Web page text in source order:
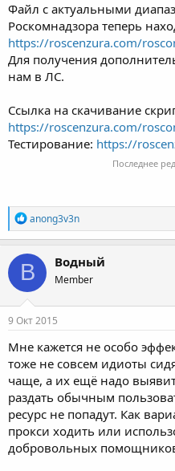
Файл с актуальными
Роскомнадзора теперь
https://roscenzura.com/
Для получения
нам в ЛС.
Ссылка на скачивание
https://roscenzura.com/
Тестирование: https://
Последнее
Р
е
а
к
ц
и
и
:
anong3v3n
В Водный
Member
9 Окт 2015
Мне кажется не особо
тоже не совсем идиоты
чаще, а их ещё надо
раздать обычным
ресурс не попадут. Как
прокси ходить или
добровольных